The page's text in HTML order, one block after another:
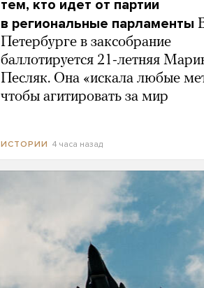
тем, кто идет от партии
в региональные парламенты
Петербурге в заксобрание
баллотируется 21-летняя
Песляк. Она «искала любые
чтобы агитировать за мир
ИСТОРИИ 4 часа назад